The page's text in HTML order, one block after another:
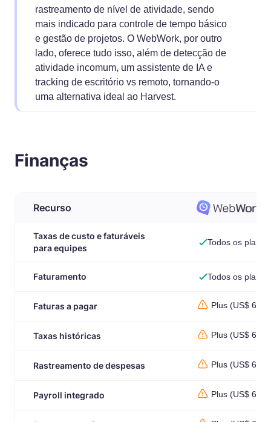
rastreamento de nível de atividade, sendo
mais indicado para controle de tempo básico
e gestão de projetos. O WebWork, por outro
lado, oferece tudo isso, além de detecção de
atividade incomum, um assistente de IA e
tracking de escritório vs remoto, tornando-o
uma alternativa ideal ao Harvest.
Finanças
Recurso
Taxas de custo e faturáveis
para equipes
Todos os planos
Faturamento Todos os planos
Faturas a pagar Plus (US$
Taxas históricas Plus (US$
Rastreamento de despesas Plus (US$
Payroll integrado Plus (US$